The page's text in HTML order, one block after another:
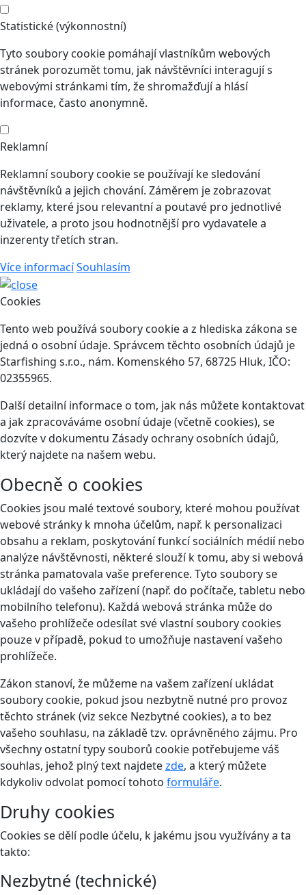
Statistické (výkonnostní)
Tyto soubory cookie pomáhají vlastníkům webových
stránek porozumět tomu, jak návštěvníci interagují s
webovými stránkami tím, že shromažďují a hlásí
informace, často anonymně.
Reklamní
Reklamní soubory cookie se používají ke sledování
návštěvníků a jejich chování. Záměrem je zobrazovat
reklamy, které jsou relevantní a poutavé pro jednotlivé
uživatele, a proto jsou hodnotnější pro vydavatele a
inzerenty třetích stran.
Více informacíSouhlasím
Cookies
Tento web používá soubory cookie a z hlediska zákona se
jedná o osobní údaje. Správcem těchto osobních údajů je
Starfishing s.r.o., nám. Komenského 57, 68725 Hluk, IČO:
02355965.
Další detailní informace o tom, jak nás můžete kontaktovat
a jak zpracováváme osobní údaje (včetně cookies), se
dozvíte v dokumentu Zásady ochrany osobních údajů,
který najdete na našem webu.
Obecně o cookies
Cookies jsou malé textové soubory, které mohou používat
webové stránky k mnoha účelům, např. k personalizaci
obsahu a reklam, poskytování funkcí sociálních médií nebo
analýze návštěvnosti, některé slouží k tomu, aby si webová
stránka pamatovala vaše preference. Tyto soubory se
ukládají do vašeho zařízení (např. do počítače, tabletu nebo
mobilního telefonu). Každá webová stránka může do
vašeho prohlížeče odesílat své vlastní soubory cookies
pouze v případě, pokud to umožňuje nastavení vašeho
prohlížeče.
Zákon stanoví, že můžeme na vašem zařízení ukládat
soubory cookie, pokud jsou nezbytně nutné pro provoz
těchto stránek (viz sekce Nezbytné cookies), a to bez
vašeho souhlasu, na základě tzv. oprávněného zájmu. Pro
všechny ostatní typy souborů cookie potřebujeme váš
souhlas, jehož plný text najdetezde, a který můžete
kdykoliv odvolat pomocí tohoto formuláře.
Druhy cookies
Cookies se dělí podle účelu, k jakému jsou využívány a ta
takto:
Nezbytné (technické)